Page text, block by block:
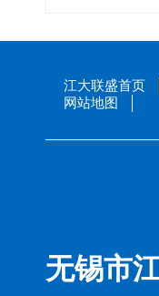
江大联盛首页
网站地图
无锡市